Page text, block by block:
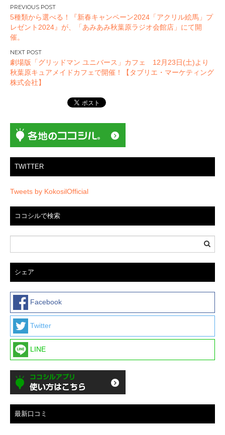
投
稿
ナ
ビ
ゲ
ー
シ
5種類から選べる！『新春キャンペーン2024「アクリル絵馬」プ
レゼント2024』が、「あみあみ秋葉原ラジオ会館店」にて開
催。
劇場版「グリッドマン ユニバース」カフェ 12月23日(土)より
秋葉原キュアメイドカフェで開催！【タブリエ・マーケティング
株式会社】
TWITTER
Tweets by KokosilOfficial
ココシルで検索
シェア
Facebook
Twitter
LINE
最新口コミ